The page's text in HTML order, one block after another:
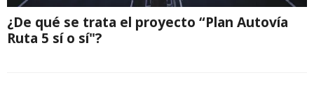
¿De qué se trata el proyecto “Plan Autovía
Ruta 5 sí o sí"?